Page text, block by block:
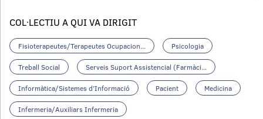
COL·LECTIU A QUI VA DIRIGIT
Fisioterapeutes/Terapeutes Ocupacion... Psicologia
Treball Social Serveis Suport Assistencial (Farmàci...
Informàtica/Sistemes d’Informació Pacient Medicina
Infermeria/Auxiliars Infermeria